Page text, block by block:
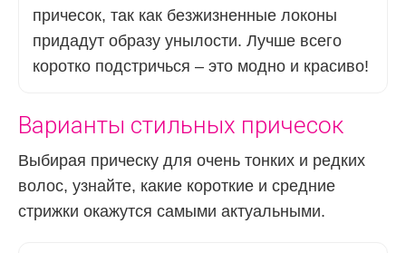
причесок, так как безжизненные локоны
придадут образу унылости. Лучше всего
коротко подстричься – это модно и красиво!
Варианты стильных причесок
Выбирая прическу для очень тонких и редких
волос, узнайте, какие короткие и средние
стрижки окажутся самыми актуальными.